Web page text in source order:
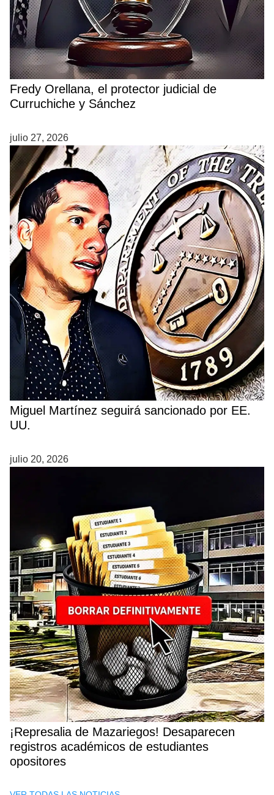
Fredy Orellana, el protector judicial de
Curruchiche y Sánchez
julio 27, 2026
Miguel Martínez seguirá sancionado por EE.
UU.
julio 20, 2026
¡Represalia de Mazariegos! Desaparecen
registros académicos de estudiantes
opositores